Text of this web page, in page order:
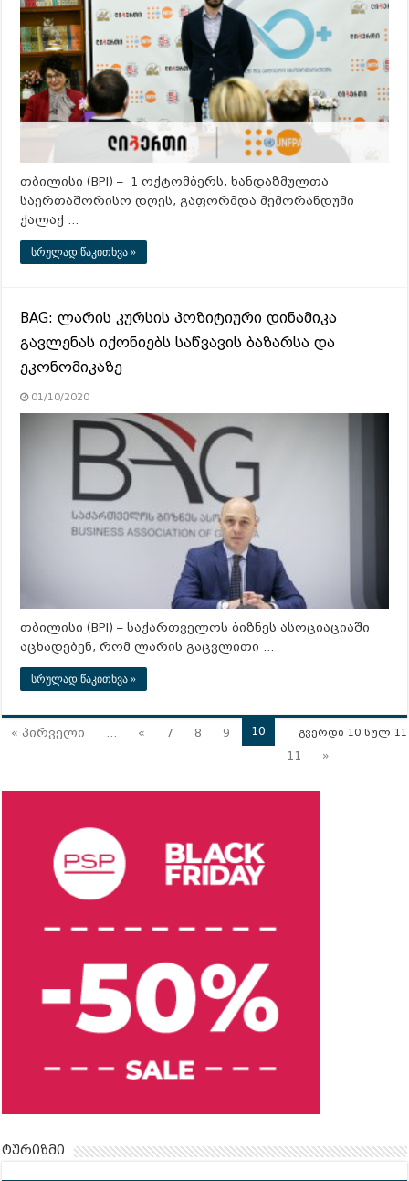
თბილისი (BPI) – 1 ოქტომბერს, ხანდაზმულთა
საერთაშორისო დღეს, გაფორმდა მემორანდუმი
ქალაქ …
სრულად წაკითხვა »
BAG: ლარის კურსის პოზიტიური დინამიკა
გავლენას იქონიებს საწვავის ბაზარსა და
ეკონომიკაზე
01/10/2020
თბილისი (BPI) – საქართველოს ბიზნეს ასოციაციაში
აცხადებენ, რომ ლარის გაცვლითი …
სრულად წაკითხვა »
გვერდი 10 სულ 11
« პირველი ... « 7 8 9
10
11
»
ტურიზმი